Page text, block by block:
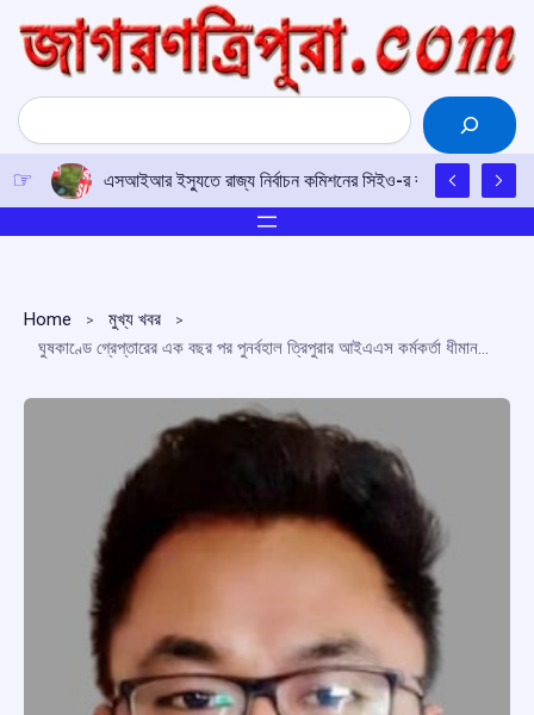
content
Search
এসআইআর ইস্যুতে রাজ্য নির্বাচন কমিশনের সিইও-র কাছে
Home
মুখ্য খবর
ঘুষকাণ্ডে গ্রেপ্তারের এক বছর পর পুনর্বহাল ত্রিপুরার আইএএস কর্মকর্তা ধীমান চাকমা